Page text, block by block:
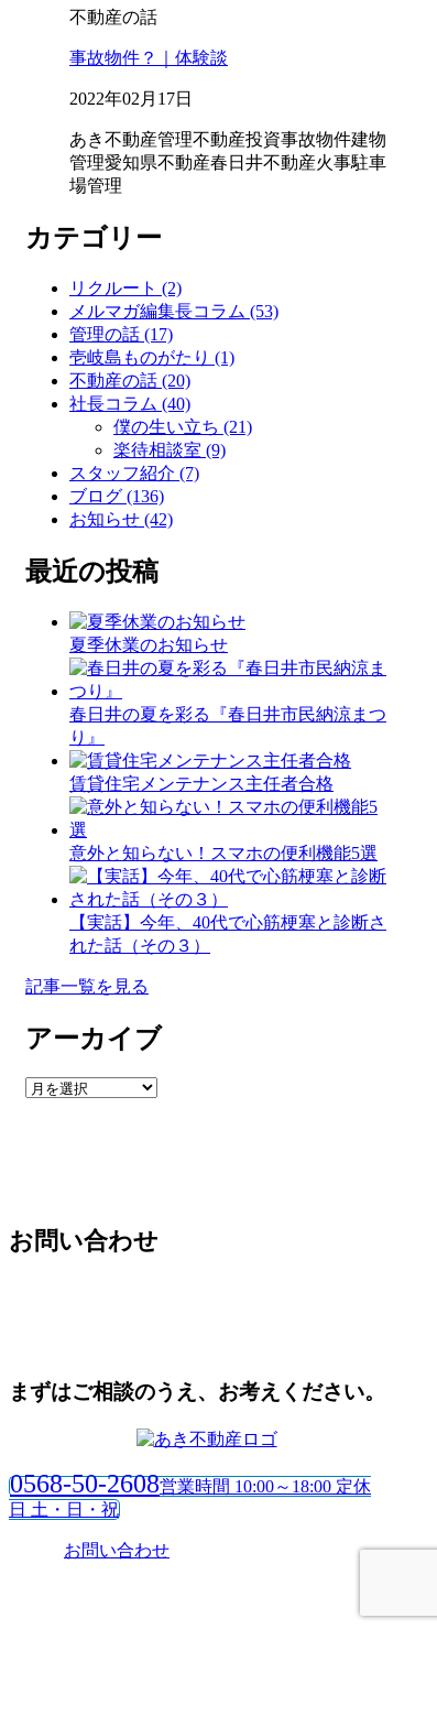
不動産の話
事故物件？｜体験談
2022年02月17日
あき不動産管理不動産投資事故物件建物
管理愛知県不動産春日井不動産火事駐車
場管理
カテゴリー
リクルート (2)
メルマガ編集長コラム (53)
管理の話 (17)
壱岐島ものがたり (1)
不動産の話 (20)
社長コラム (40)
僕の生い立ち (21)
楽待相談室 (9)
スタッフ紹介 (7)
ブログ (136)
お知らせ (42)
最近の投稿
夏季休業のお知らせ
春日井の夏を彩る『春日井市民納涼まつ
り』
賃貸住宅メンテナンス主任者合格
意外と知らない！スマホの便利機能5選
【実話】今年、40代で心筋梗塞と診断さ
れた話（その３）
記事一覧を見る
アーカイブ
ア
お問い合わせ
まずはご相談のうえ、お考えください。
0568-50-2608営業時間 10:00～18:00 定休
日 土・日・祝
お問い合わせ